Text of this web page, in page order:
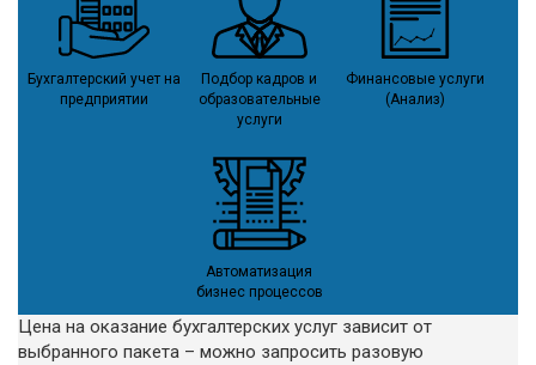
Бухгалтерский учет на
предприятии
Подбор кадров и
образовательные
услуги
Финансовые услуги
(Анализ)
Автоматизация
бизнес процессов
Цена на оказание бухгалтерских услуг зависит от
выбранного пакета – можно запросить разовую